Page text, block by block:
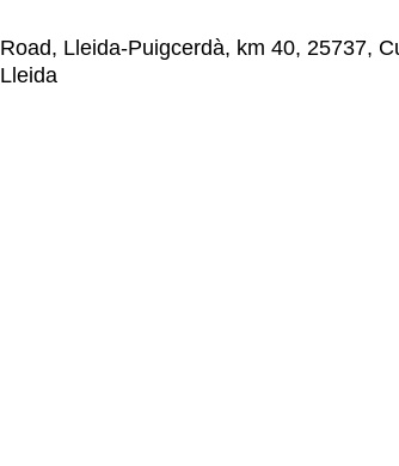
Road, Lleida-Puigcerdà, km 40, 25737,
Lleida